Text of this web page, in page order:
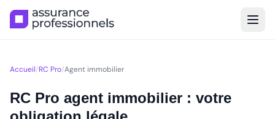
Accueil/RC Pro/Agent immobilier
RC Pro agent immobilier : votre